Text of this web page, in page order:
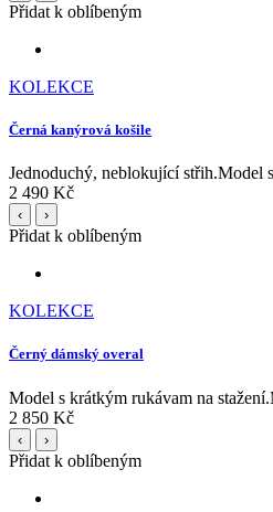
Přidat k oblíbeným
KOLEKCE
Černá kanýrová košile
Jednoduchý, neblokující střih.Model
2 490 Kč
‹ ›
Přidat k oblíbeným
KOLEKCE
Černý dámský overal
Model s krátkým rukávam na
2 850 Kč
‹ ›
Přidat k oblíbeným